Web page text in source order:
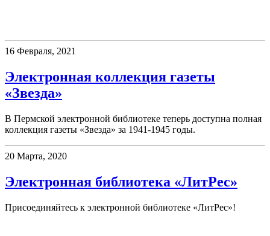
16 Февраля, 2021
Электронная коллекция газеты
«Звезда»
В Пермской электронной библиотеке теперь доступна полная
коллекция газеты «Звезда» за 1941-1945 годы.
20 Марта, 2020
Электронная библиотека «ЛитРес»
Присоединяйтесь к электронной библиотеке «ЛитРес»!